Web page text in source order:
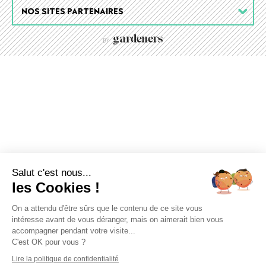
NOS SITES PARTENAIRES
Salut c'est nous...
les Cookies !
On a attendu d'être sûrs que le contenu de ce site vous
intéresse avant de vous déranger, mais on aimerait bien vous
accompagner pendant votre visite...
C'est OK pour vous ?
Lire la politique de confidentialité